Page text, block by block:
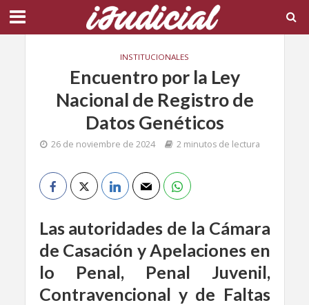
INSTITUCIONALES
Encuentro por la Ley
Nacional de Registro de
Datos Genéticos
26 de noviembre de 2024 2 minutos de lectura
Las autoridades de la Cámara
de Casación y Apelaciones en
lo Penal, Penal Juvenil,
Contravencional y de Faltas